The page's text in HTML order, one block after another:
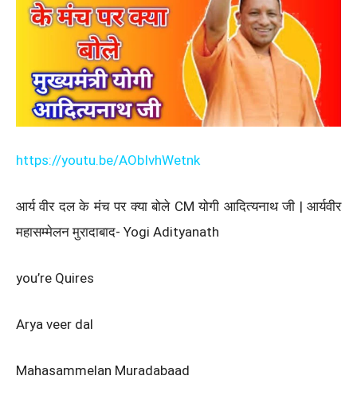
https://youtu.be/AObIvhWetnk
आर्य वीर दल के मंच पर क्या बोले CM योगी आदित्यनाथ जी | आर्यवीर
महासम्मेलन मुरादाबाद- Yogi Adityanath
you’re Quires
Arya veer dal
Mahasammelan Muradabaad